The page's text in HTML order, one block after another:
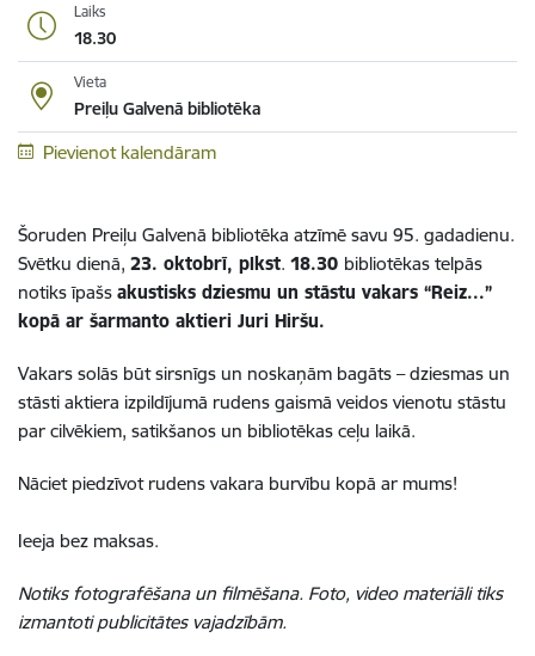
Laiks
18.30
Vieta
Preiļu Galvenā bibliotēka
Pievienot kalendāram
Šoruden Preiļu Galvenā bibliotēka atzīmē savu 95. gadadienu.
Svētku dienā, 23. oktobrī, plkst. 18.30 bibliotēkas telpās
notiks īpašs akustisks dziesmu un stāstu vakars “Reiz...”
kopā ar šarmanto aktieri Juri Hiršu.
Vakars solās būt sirsnīgs un noskaņām bagāts – dziesmas un
stāsti aktiera izpildījumā rudens gaismā veidos vienotu stāstu
par cilvēkiem, satikšanos un bibliotēkas ceļu laikā.
Nāciet piedzīvot rudens vakara burvību kopā ar mums!
Ieeja bez maksas.
Notiks fotografēšana un filmēšana. Foto, video materiāli tiks
izmantoti publicitātes vajadzībām.